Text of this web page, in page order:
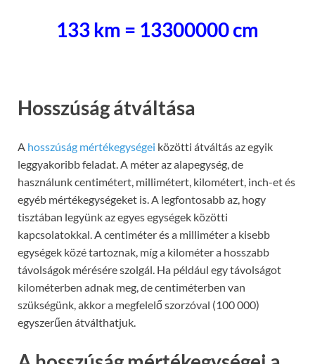
133 km = 13300000 cm
Hosszúság átváltása
A hosszúság mértékegységei közötti átváltás az egyik
leggyakoribb feladat. A méter az alapegység, de
használunk centimétert, millimétert, kilométert, inch-et és
egyéb mértékegységeket is. A legfontosabb az, hogy
tisztában legyünk az egyes egységek közötti
kapcsolatokkal. A centiméter és a milliméter a kisebb
egységek közé tartoznak, míg a kilométer a hosszabb
távolságok mérésére szolgál. Ha például egy távolságot
kilométerben adnak meg, de centiméterben van
szükségünk, akkor a megfelelő szorzóval (100 000)
egyszerűen átválthatjuk.